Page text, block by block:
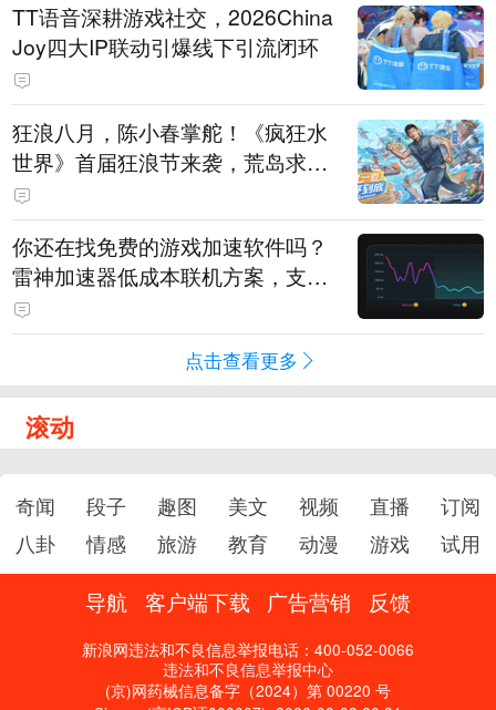
TT语音深耕游戏社交，2026China
Joy四大IP联动引爆线下引流闭环
狂浪八月，陈小春掌舵！《疯狂水
世界》首届狂浪节来袭，荒岛求生
直播即将开启
你还在找免费的游戏加速软件吗？
雷神加速器低成本联机方案，支持
免费试用
点击查看更多
滚动
奇闻 段子 趣图 美文 视频 直播
订阅
八卦
情感 旅游 教育 动漫 游戏 试用
导航 客户端下载 广告营销 反馈
新浪网违法和不良信息举报电话：400-052-0066
违法和不良信息举报中心
(京)网药械信息备字（2024）第 00220 号